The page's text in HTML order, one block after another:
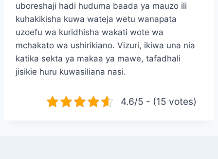
uboreshaji hadi huduma baada ya mauzo ili
kuhakikisha kuwa wateja wetu wanapata
uzoefu wa kuridhisha wakati wote wa
mchakato wa ushirikiano. Vizuri, ikiwa una nia
katika sekta ya makaa ya mawe, tafadhali
jisikie huru kuwasiliana nasi.
4.6/5 - (15 votes)